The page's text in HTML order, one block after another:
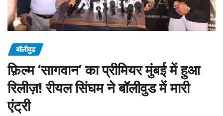
बॉलीवुड
फ़िल्म ‘सागवान’ का प्रीमियर मुंबई में हुआ
रिलीज़! रीयल सिंघम ने बॉलीवुड में मारी
एंट्री